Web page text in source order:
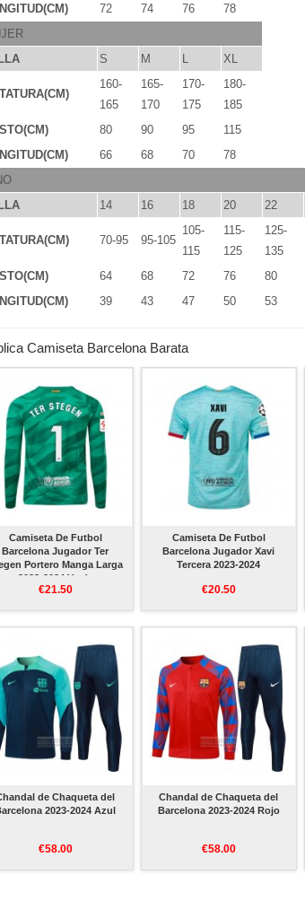
72 74 76
78
S M L XL
160-
165
165-
170
170-
175
180-
185
80 90 95
115
66 68 70
78
14 16 18 20 22
70-95 95-105
105-
115
115-
125
125-
135
64 68 72 76 80
39 43 47 50 53
Camiseta Barcelona Barata
Camiseta De Futbol
Barcelona Jugador Ter
Portero Manga Larga
2023-2024 Verde
€21.50
Camiseta De Futbol
Barcelona Jugador Xavi
Tercera 2023-2024
€20.50
de Chaqueta del
2023-2024 Azul
€58.00
Chandal de Chaqueta del
Barcelona 2023-2024 Rojo
€58.00